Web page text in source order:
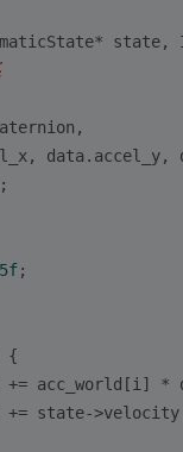
state,
data.accel_y,
;
{
+= acc_world[i] *
state-